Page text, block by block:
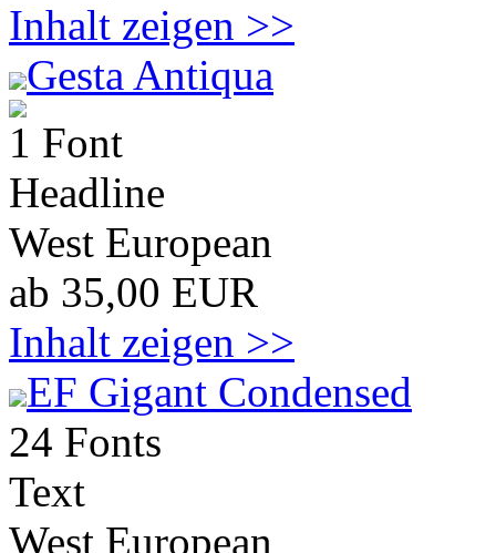
Inhalt zeigen >>
Gesta Antiqua
1 Font
Headline
West European
ab 35,00 EUR
Inhalt zeigen >>
EF Gigant Condensed
24 Fonts
Text
West European